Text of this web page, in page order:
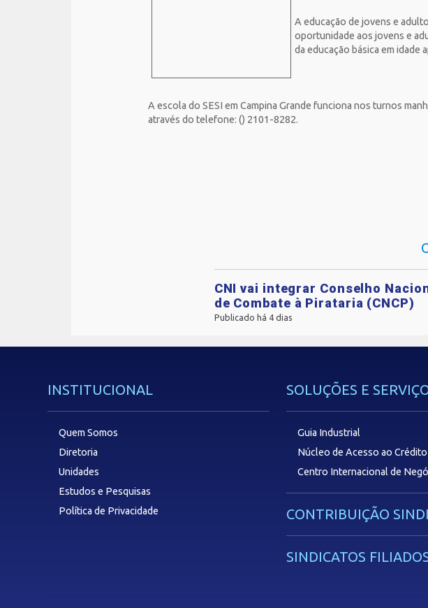
Aeducação de jovens e
oportunidade aos jovens e
da educação básica em
A escola do SESI em Campina Grande funciona nos turnos
através do telefone: () 2101-8282.
CNI vai integrar Conselho
de Combate à Pirataria (CNCP)
Publicado há 4 dias
INSTITUCIONAL
Quem Somos
Diretoria
Unidades
Estudos e Pesquisas
Política de Privacidade
SOLUÇÕES E
Guia Industrial
Núcleo de Acesso ao Crédito
Centro Internacional de
CONTRIBUIÇÃO
SINDICATOS